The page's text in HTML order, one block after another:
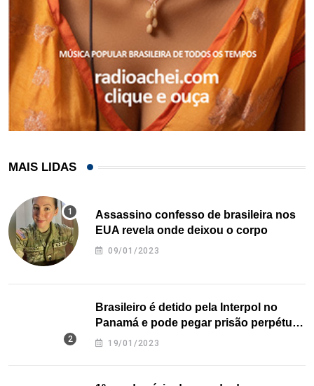
MAIS LIDAS
Assassino confesso de brasileira nos
EUA revela onde deixou o corpo
09/01/2023
Brasileiro é detido pela Interpol no
Panamá e pode pegar prisão perpétua
nos EUA
19/01/2023